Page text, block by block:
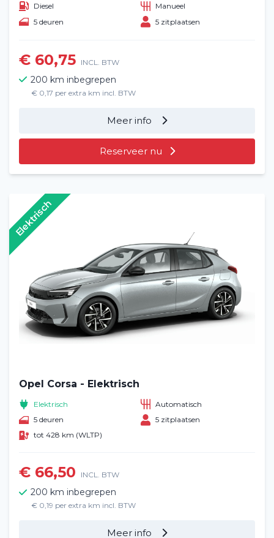
Home
Lange termijn
Over ons
Diesel
Manueel
5 deuren
5 zitplaatsen
€ 60,75 INCL. BTW
200 km inbegrepen
€ 0,17 per extra km incl. BTW
Meer info
Reserveer nu
Opel Corsa - Elektrisch
Elektrisch
Automatisch
5 deuren
5 zitplaatsen
tot 428 km (WLTP)
€ 66,50 INCL. BTW
200 km inbegrepen
€ 0,19 per extra km incl. BTW
Meer info
Elektrisch